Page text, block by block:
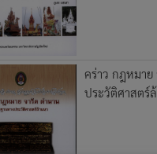
คร่าว กฎหมา
ประวัติศาสตร์